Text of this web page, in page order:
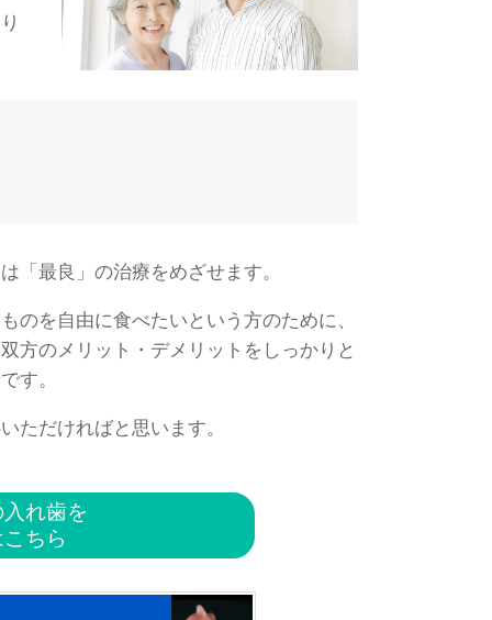
「最良」の治療をめざせます。
のを自由に食べたいという方のために、
方のメリット・デメリットをしっかりと
す。
ただければと思います。
れ歯を
ちら